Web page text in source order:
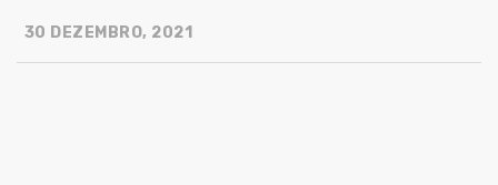
30 DEZEMBRO, 2021